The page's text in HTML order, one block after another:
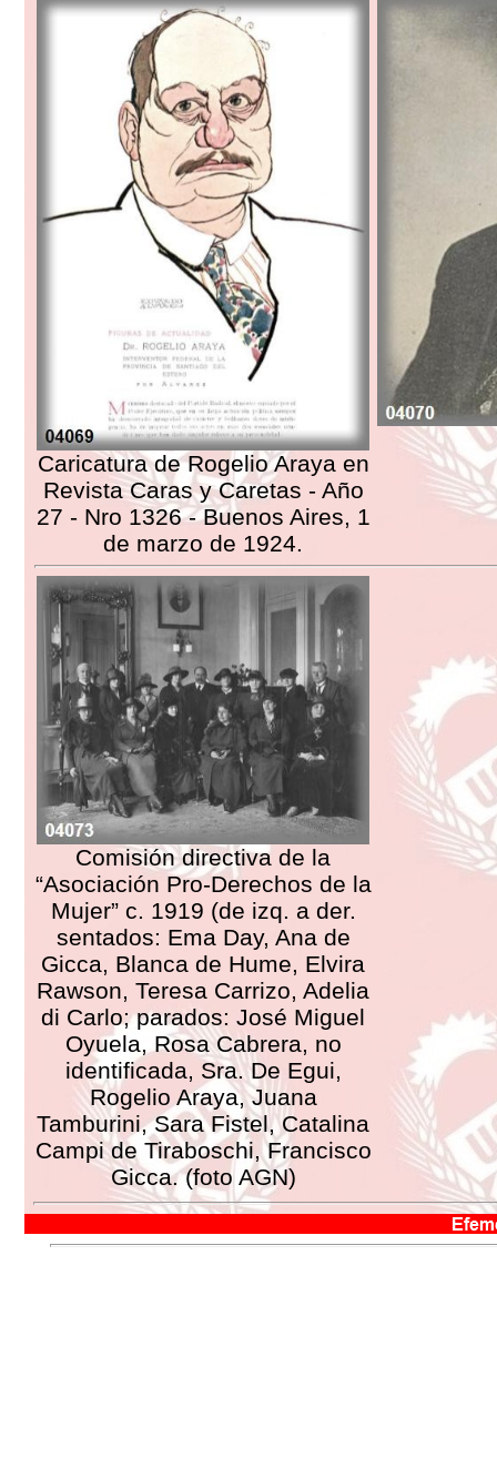
Caricatura de Rogelio Araya en
Revista Caras y Caretas - Año
27 - Nro 1326 - Buenos Aires, 1
de marzo de 1924.
Comisión directiva de la
“Asociación Pro-Derechos de la
Mujer” c. 1919 (de izq. a der.
sentados: Ema Day, Ana de
Gicca, Blanca de Hume, Elvira
Rawson, Teresa Carrizo, Adelia
di Carlo; parados: José Miguel
Oyuela, Rosa Cabrera, no
identificada, Sra. De Egui,
Rogelio Araya, Juana
Tamburini, Sara Fistel, Catalina
Campi de Tiraboschi, Francisco
Gicca. (foto AGN)